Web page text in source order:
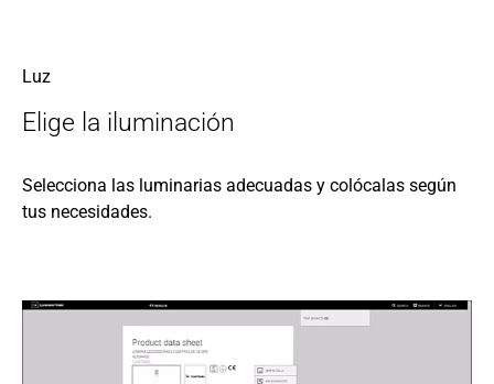
Luz
Elige la iluminación
Selecciona las luminarias adecuadas y colócalas según
tus necesidades.